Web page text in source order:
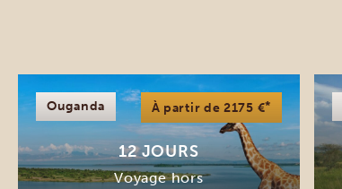
Ouganda À partir de 2175 €*
12 JOURS
Voyage hors